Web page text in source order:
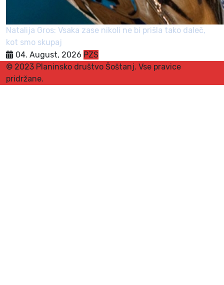
Natalija Gros: Vsaka zase nikoli ne bi prišla tako daleč,
kot smo skupaj
04. August, 2026 PZS
© 2023 Planinsko društvo Šoštanj. Vse pravice
pridržane.